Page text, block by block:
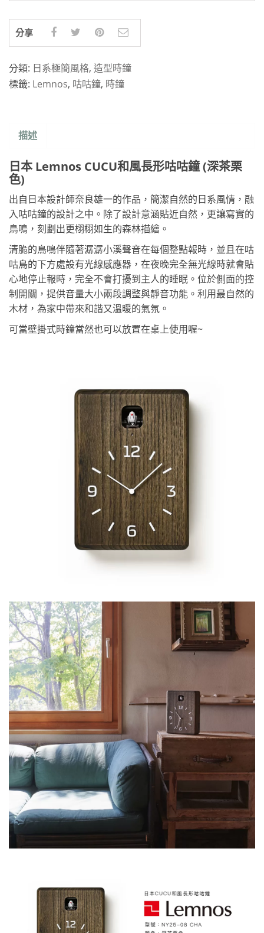
分享
分類: 日系極簡風格, 造型時鐘
標籤: Lemnos, 咕咕鐘, 時鐘
描述
日本 Lemnos CUCU和風長形咕咕鐘 (深茶栗
色)
出自日本設計師奈良雄一的作品，簡潔自然的日系風情，融
入咕咕鐘的設計之中。除了設計意涵貼近自然，更讓寫實的
鳥鳴，刻劃出更栩栩如生的森林描繪。
清脆的鳥鳴伴隨著潺潺小溪聲音在每個整點報時，並且在咕
咕鳥的下方處設有光線感應器，在夜晚完全無光線時就會貼
心地停止報時，完全不會打擾到主人的睡眠。位於側面的控
制開關，提供音量大小兩段調整與靜音功能。利用最自然的
木材，為家中帶來和諧又溫暖的氣氛。
可當壁掛式時鐘當然也可以放置在桌上使用喔~